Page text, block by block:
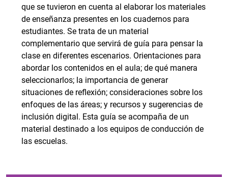
que se tuvieron en cuenta al elaborar los materiales
de enseñanza presentes en los cuadernos para
estudiantes. Se trata de un material
complementario que servirá de guía para pensar la
clase en diferentes escenarios. Orientaciones para
abordar los contenidos en el aula; de qué manera
seleccionarlos; la importancia de generar
situaciones de reflexión; consideraciones sobre los
enfoques de las áreas; y recursos y sugerencias de
inclusión digital. Esta guía se acompaña de un
material destinado a los equipos de conducción de
las escuelas.